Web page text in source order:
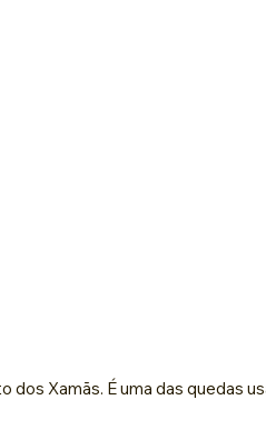
Xamãs. É uma das quedas